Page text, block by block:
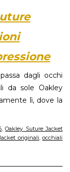
dagli occhi
da sole Oakley
lì, dove la
,Oakley Suture Jacket
originali ,occhiali